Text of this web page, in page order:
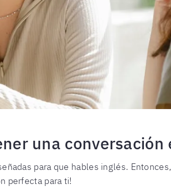
una conversación
para que hables inglés.
perfecta para ti!